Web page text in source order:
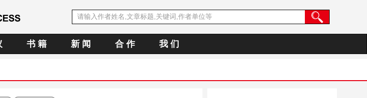
书 籍 新 闻 合 作 我 们